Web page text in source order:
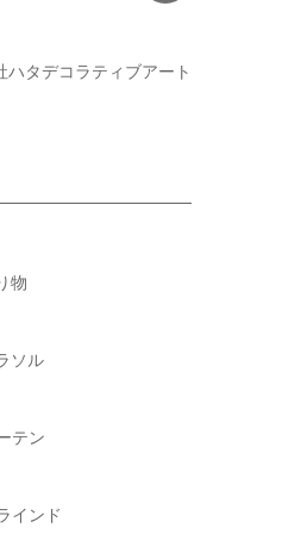
タデコラティブアート
物
ソル
テン
インド